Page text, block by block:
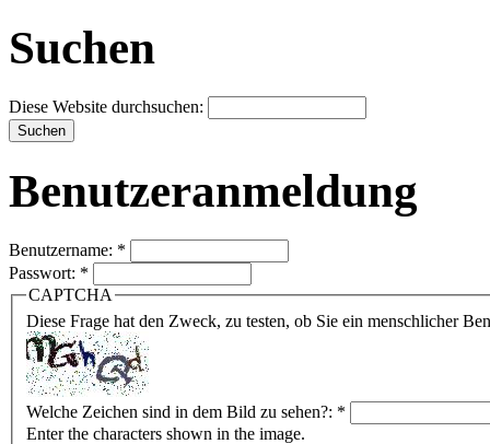
Suchen
Diese Website durchsuchen:
Benutzeranmeldung
Benutzername: *
Passwort: *
CAPTCHA
Diese Frage hat den Zweck, zu testen, ob Sie ein menschlicher
Welche Zeichen sind in dem Bild zu sehen?: *
Enter the characters shown in the image.